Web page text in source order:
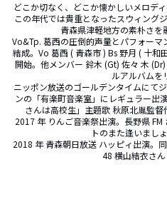
どこか切なく、どこか懐かしいメロデ
この年代では貴重となったスウィング
青森県津軽地方の素朴さを
Vo&Tp. 葛西の圧倒的声量とパフォー
結成。Vo 葛西 ( 青森市 ) Bs 野月 ( 十和
開始。他メンバー 鈴木 (Gt) 佐々 木
ルアルバムを
ニッポン放送のゴールデンタイムにて
ンの「有楽町音楽室」にレギュラー出
さんは高校生」主題歌 秋原北胤監
2017 年 りんご音楽祭出演。長野県
トのまた逢いまし
2018 年 青森朝日放送 ハッピィ出演。
48 横山結衣さん